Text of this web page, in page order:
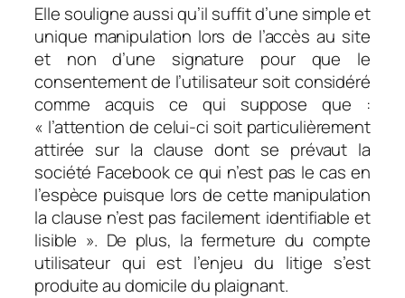
Elle souligne aussi qu’il suffit d’une simple et
unique manipulation lors de l’accès au site
et non d’une signature pour que le
consentement de l’utilisateur soit considéré
comme acquis ce qui suppose que :
« l’attention de celui-ci soit particulièrement
attirée sur la clause dont se prévaut la
société Facebook ce qui n’est pas le cas en
l’espèce puisque lors de cette manipulation
la clause n’est pas facilement identifiable et
lisible ». De plus, la fermeture du compte
utilisateur qui est l’enjeu du litige s’est
produite au domicile du plaignant.